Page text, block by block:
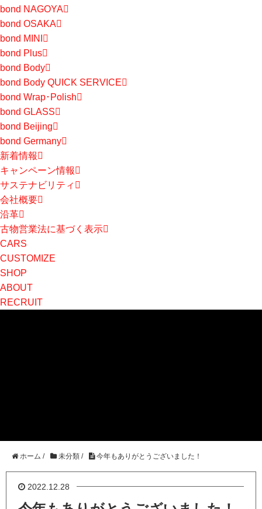
bond NAGOYA
bond OSAKA
bond MINI
bond Plus
bond Body
bond Body QUICK SERVICE
bond Wrap･Polish
bond GLASS
bond Beijing
bond Germany
新着情報
キャンペーン情報
サステナビリティ
会社概要
沿革
古物営業法に基づく表示
CARS
CUSTOMIZE
SHOP
ABOUT
RECRUIT
ホーム / 未分類 / 今年もありがとうございました！
2022.12.28